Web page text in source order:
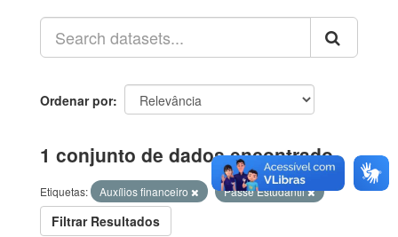
Ordenar por
1 conjunto de dados encontrado
Etiquetas: Auxílios financeiro Passe Estudantil
Filtrar Resultados